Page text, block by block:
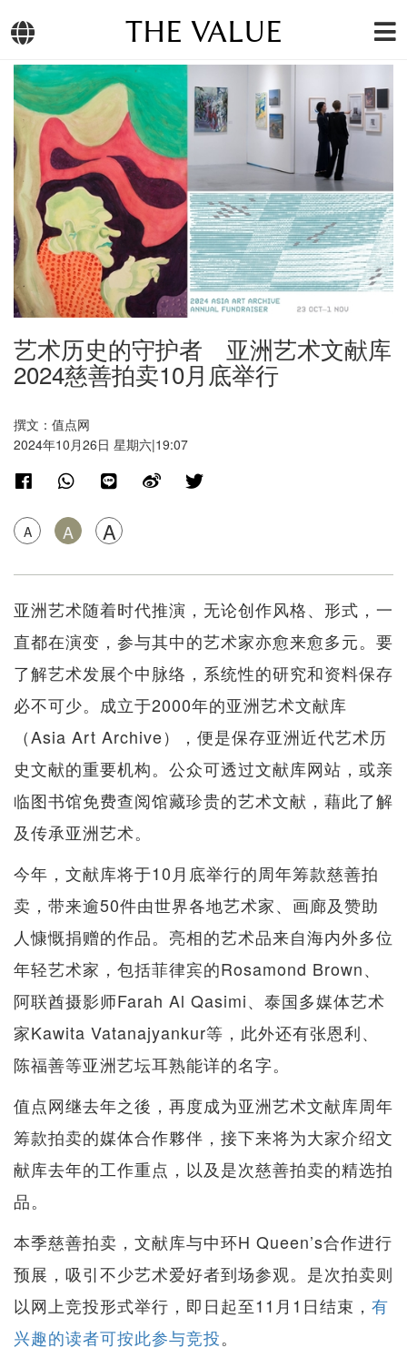
THE VALUE
艺术历史的守护者 亚洲艺术文献库
2024慈善拍卖10月底举行
撰文：值点网
2024年10月26日 星期六|19:07
A A A
亚洲艺术随着时代推演，无论创作风格、形式，一
直都在演变，参与其中的艺术家亦愈来愈多元。要
了解艺术发展个中脉络，系统性的研究和资料保存
必不可少。成立于2000年的亚洲艺术文献库
（Asia Art Archive），便是保存亚洲近代艺术历
史文献的重要机构。公众可透过文献库网站，或亲
临图书馆免费查阅馆藏珍贵的艺术文献，藉此了解
及传承亚洲艺术。
今年，文献库将于10月底举行的周年筹款慈善拍
卖，带来逾50件由世界各地艺术家、画廊及赞助
人慷慨捐赠的作品。亮相的艺术品来自海内外多位
年轻艺术家，包括菲律宾的Rosamond Brown、
阿联酋摄影师Farah Al Qasimi、泰国多媒体艺术
家Kawita Vatanajyankur等，此外还有张恩利、
陈福善等亚洲艺坛耳熟能详的名字。
值点网继去年之後，再度成为亚洲艺术文献库周年
筹款拍卖的媒体合作夥伴，接下来将为大家介绍文
献库去年的工作重点，以及是次慈善拍卖的精选拍
品。
本季慈善拍卖，文献库与中环H Queen’s合作进行
预展，吸引不少艺术爱好者到场参观。是次拍卖则
以网上竞投形式举行，即日起至11月1日结束， 有
兴趣的读者可按此参与竞投。